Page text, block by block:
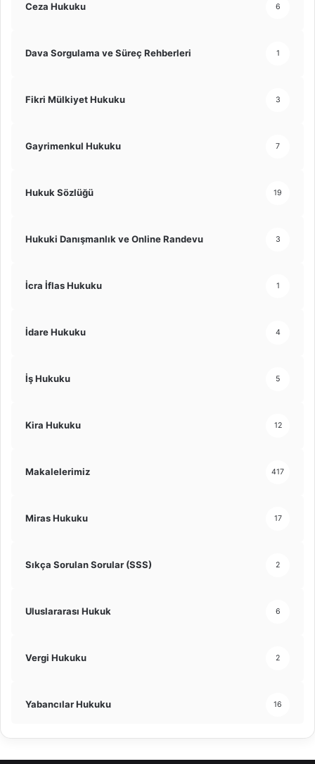
Ceza Hukuku 6
Dava Sorgulama ve Süreç Rehberleri 1
Fikri Mülkiyet Hukuku 3
Gayrimenkul Hukuku 7
Hukuk Sözlüğü 19
Hukuki Danışmanlık ve Online Randevu 3
İcra İflas Hukuku 1
İdare Hukuku 4
İş Hukuku 5
Kira Hukuku 12
Makalelerimiz 417
Miras Hukuku 17
Sıkça Sorulan Sorular (SSS) 2
Uluslararası Hukuk 6
Vergi Hukuku 2
Yabancılar Hukuku 16